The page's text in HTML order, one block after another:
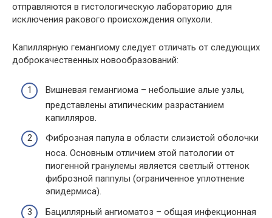
отправляются в гистологическую лабораторию для
исключения ракового происхождения опухоли.
Капиллярную гемангиому следует отличать от следующих
доброкачественных новообразований:
Вишневая гемангиома – небольшие алые узлы,
представлены атипическим разрастанием
капилляров.
Фиброзная папула в области слизистой оболочки
носа. Основным отличием этой патологии от
пиогенной гранулемы является светлый оттенок
фиброзной паппулы (ограниченное уплотнение
эпидермиса).
Бациллярный ангиоматоз – общая инфекционная